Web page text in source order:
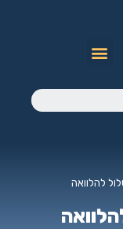
להלוואה